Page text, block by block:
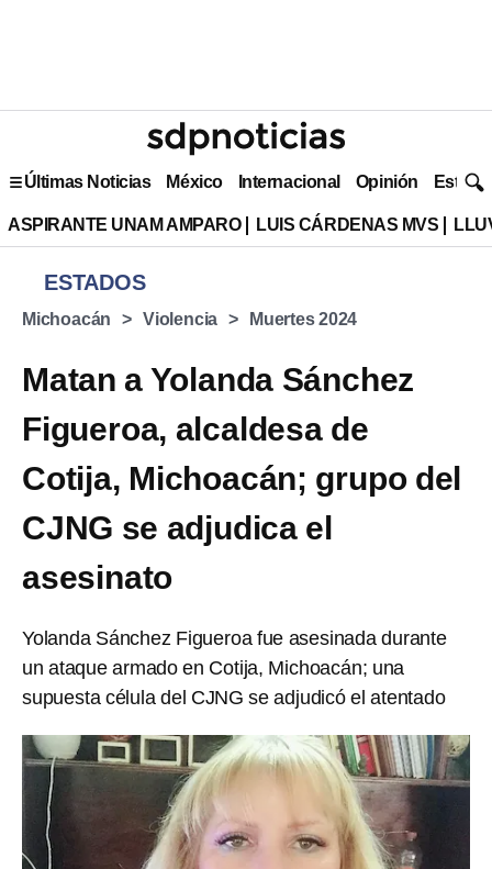
Últimas Noticias México Internacional Opinión Estilo
ASPIRANTE UNAM AMPARO LUIS CÁRDENAS MVS
ESTADOS
Michoacán Violencia Muertes 2024
Matan a Yolanda Sánchez
Figueroa, alcaldesa de
Cotija, Michoacán; grupo del
CJNG se adjudica el
asesinato
Yolanda Sánchez Figueroa fue asesinada durante
un ataque armado en Cotija, Michoacán; una
supuesta célula del CJNG se adjudicó el atentado